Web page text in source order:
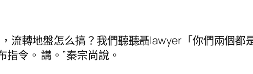
轉地盤怎么搞？我們聽聽聶lawyer「你們兩個都
令。 講。”秦宗尚說。